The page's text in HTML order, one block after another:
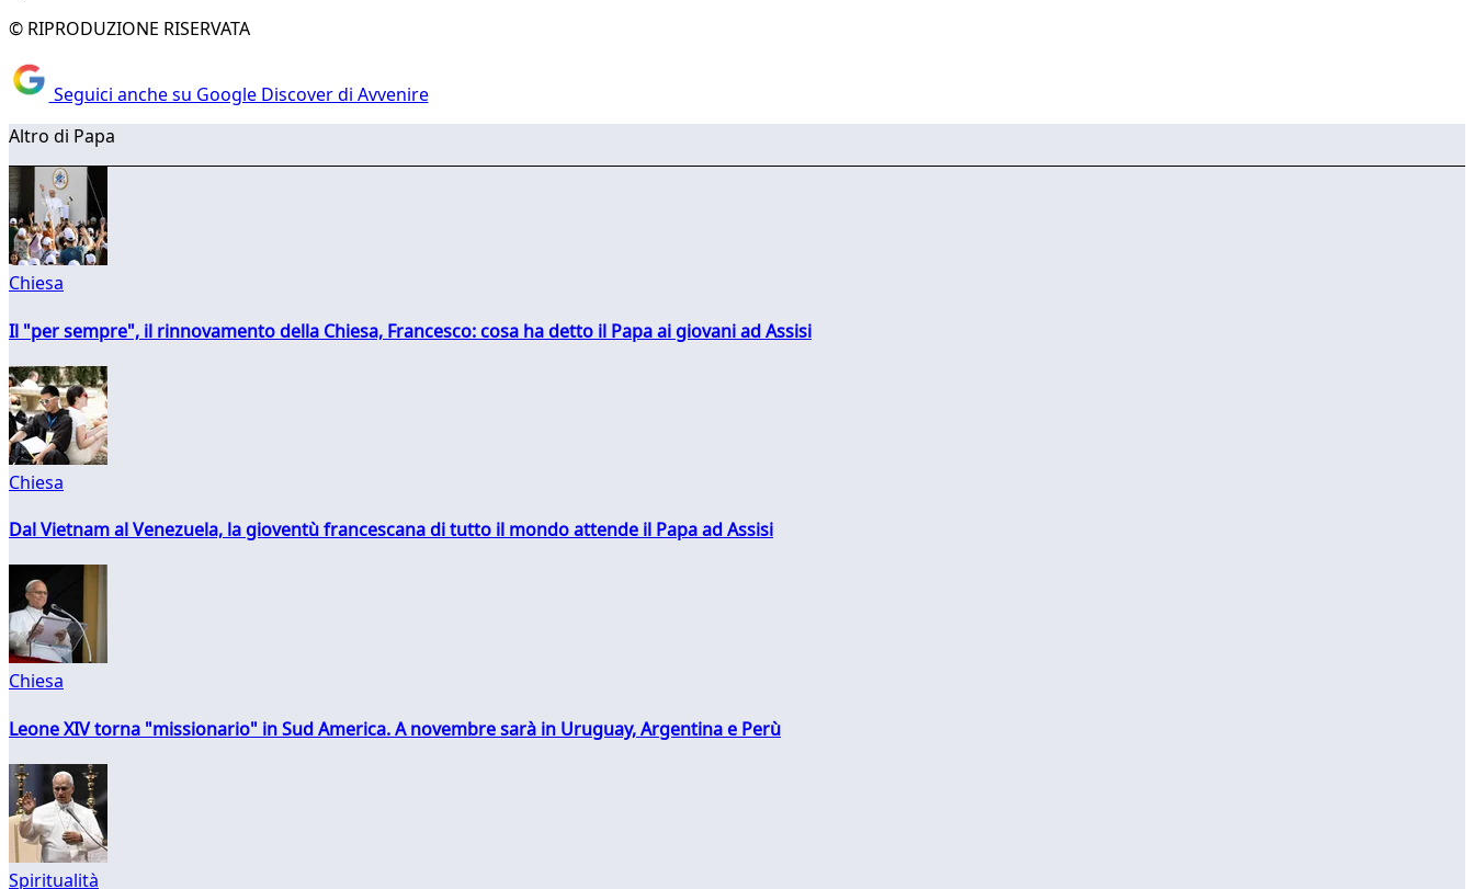
© RIPRODUZIONE RISERVATA
Seguici anche su Google Discover di Avvenire
Altro di Papa
Chiesa
Il "per sempre", il rinnovamento della Chiesa, Francesco: cosa ha detto il Papa ai giovani ad Assisi
Chiesa
Dal Vietnam al Venezuela, la gioventù francescana di tutto il mondo attende il Papa ad Assisi
Chiesa
Leone XIV torna "missionario" in Sud America. A novembre sarà in Uruguay, Argentina e Perù
Spiritualità